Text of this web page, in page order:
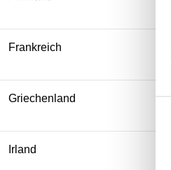
Frankreich
Griechenland
Irland